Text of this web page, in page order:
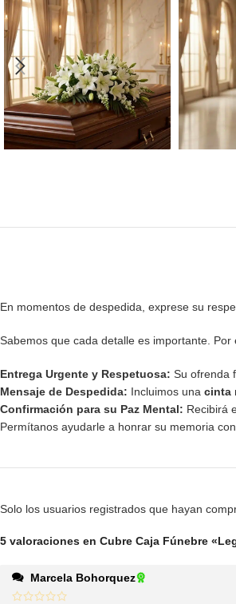
En momentos de despedida, exprese su
Sabemos que cada detalle es importante.
Entrega Urgente y Respetuosa: Su ofrenda
Mensaje de Despedida: Incluimos una cinta
Confirmación para su Paz Mental: Recibirá
Permítanos ayudarle a honrar su memoria
5 valoraciones en Cubre Caja Fúnebre
Marcela Bohorquez
Solo los usuarios registrados que hayan